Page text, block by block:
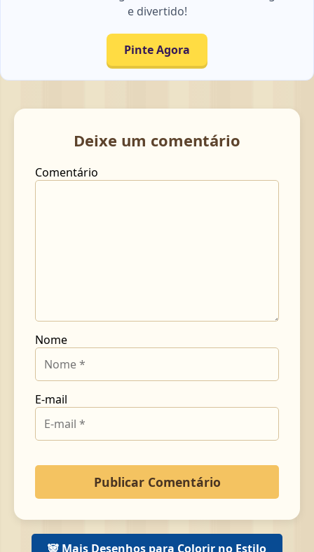
e divertido!
Pinte Agora
Deixe um comentário
Comentário
Nome
E-mail
🐼 Mais Desenhos para Colorir no Estilo